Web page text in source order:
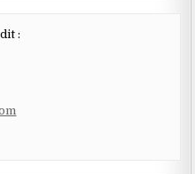
dit :